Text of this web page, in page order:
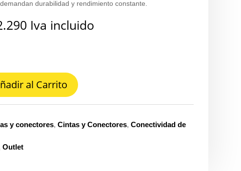
durabilidad y rendimiento constante.
Iva incluido
al Carrito
y conectores,Cintas y Conectores,Conectividad de
Outlet